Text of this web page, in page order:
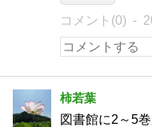
コメント(0)
柿若葉
図書館に2～5